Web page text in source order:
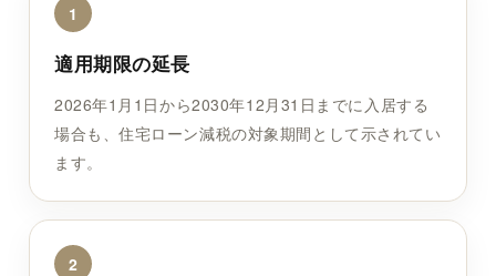
1
適用期限の延長
2026年1月1日から2030年12月31日までに入居する
場合も、住宅ローン減税の対象期間として示されてい
ます。
2